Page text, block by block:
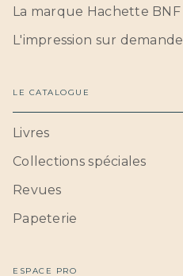
La marque Hachette BNF
L'impression sur demande
LE CATALOGUE
Livres
Collections spéciales
Revues
Papeterie
ESPACE PRO